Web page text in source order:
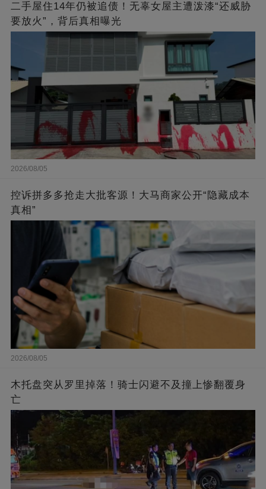
二手屋住14年仍被追债！无辜女屋主遭泼漆“还威胁
要放火”，背后真相曝光
2026/08/05
控诉拼多多抢走大批客源！大马商家公开“隐藏成本
真相”
2026/08/05
木托盘突从罗里掉落！骑士闪避不及撞上惨翻覆身
亡